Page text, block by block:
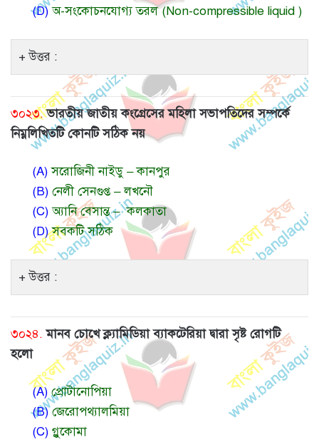
(D)অ-সংকোচনযোগ্য তরল (Non-compressible liquid )
উত্তর :
৩০২৩. ভারতীয় জাতীয় কংগ্রেসের মহিলা সভাপতিদের সম্পর্কে
নিম্নলিখিতটি কোনটি সঠিক নয়
(A)সরোজিনী নাইডু – কানপুর
(B) নেলী সেনগুপ্ত – লখনৌ
(C)অ্যানি বেসান্ত – কলকাতা
(D)সবকটি সঠিক
উত্তর :
৩০২৪. মানব চোখে ক্ল্যামিডিয়া ব্যাকটেরিয়া দ্বারা সৃষ্ট রোগটি
হলো
(A)প্রোটানোপিয়া
(B)জেরোপথ্যালমিয়া
(C) গ্লুকোমা